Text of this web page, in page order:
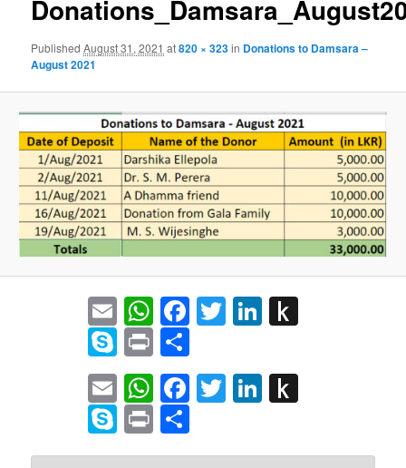
PublishedAugust 31, 2021 at820 × 323in Donations to Damsara –
August 2021
EmailWhatsApp
Facebook
TwitterLinkedIn
Skype
Print
EmailWhatsApp
Facebook
TwitterLinkedIn
Kindle
Skype
Print